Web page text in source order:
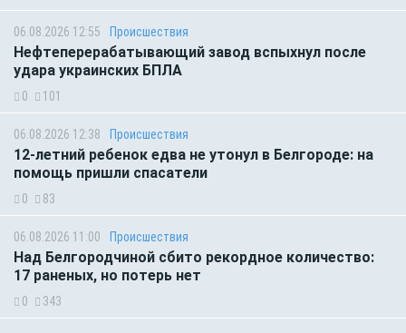
06.08.2026 12:55 Происшествия
Нефтеперерабатывающий завод вспыхнул после
удара украинских БПЛА
0 101
06.08.2026 12:38 Происшествия
12-летний ребенок едва не утонул в Белгороде: на
помощь пришли спасатели
0 83
06.08.2026 11:00 Происшествия
Над Белгородчиной сбито рекордное количество:
17 раненых, но потерь нет
0 343